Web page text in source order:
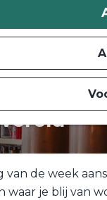
de week
je blij van